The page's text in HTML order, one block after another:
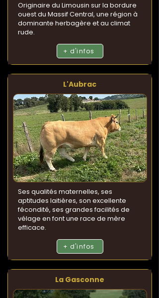
Originaire du Limousin sur la bordure
ouest du Massif Central, une région à
dominante herbagère et au climat
rude.
+ d'infos
L'Aubrac
Ses qualités maternelles, ses
aptitudes laitières, son excellente
fécondité, ses grandes facilités de
vélage en font une race de mère
efficace.
+ d'infos
La Gasconne